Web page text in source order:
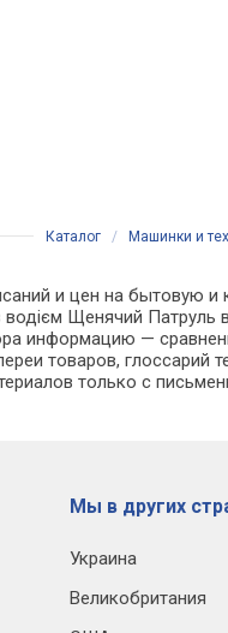
Каталог / Машинки и
и цен на бытовую и
Щенячий Патруль
информацию —
товаров, глоссарий
только с
Мы в других
Украина
Великобритания